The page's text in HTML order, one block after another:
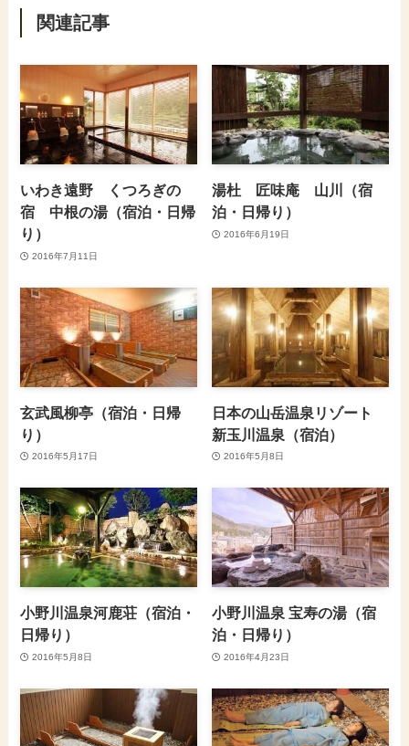
関連記事
いわき遠野 くつろぎの
宿 中根の湯（宿泊・日帰
り）
2016年7月11日
湯杜 匠味庵 山川（宿
泊・日帰り）
2016年6月19日
玄武風柳亭（宿泊・日帰
り）
2016年5月17日
日本の山岳温泉リゾート
新玉川温泉（宿泊）
2016年5月8日
小野川温泉河鹿荘（宿泊・
日帰り）
2016年5月8日
小野川温泉 宝寿の湯（宿
泊・日帰り）
2016年4月23日